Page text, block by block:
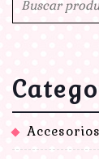
Accesorios